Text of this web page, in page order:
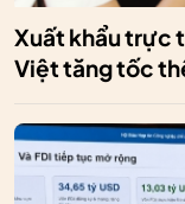
Xuất khẩu trực
Việt tăng tốc